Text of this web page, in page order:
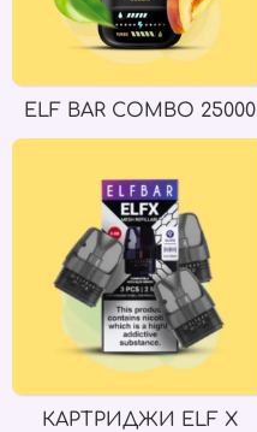
ELF BAR COMBO 25000
КАРТРИДЖИ ELF X